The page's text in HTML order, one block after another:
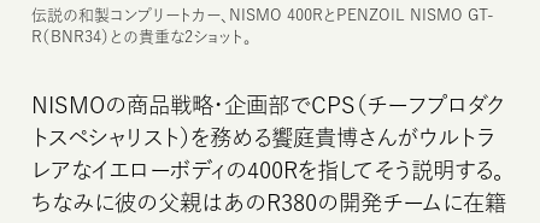
伝説の和製コンプリートカー、NISMO 400RとPENZOIL NISMO GT-
R（BNR34）との貴重な2ショット。
NISMOの商品戦略・企画部でCPS（チーフプロダク
トスペシャリスト）を務める饗庭貴博さんがウルトラ
レアなイエローボディの400Rを指してそう説明する。
ちなみに彼の父親はあのR380の開発チームに在籍